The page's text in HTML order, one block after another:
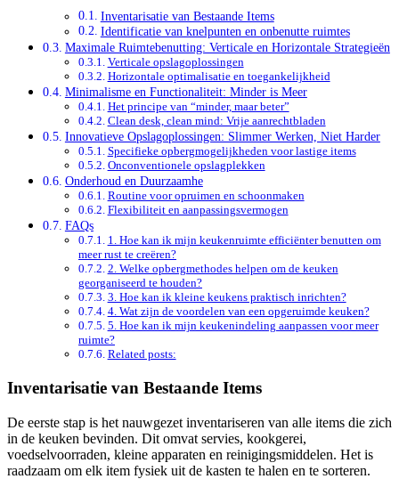
Inventarisatie van Bestaande Items
Identificatie van knelpunten en onbenutte ruimtes
Maximale Ruimtebenutting: Verticale en Horizontale Strategieën
Verticale opslagoplossingen
Horizontale optimalisatie en toegankelijkheid
Minimalisme en Functionaliteit: Minder is Meer
Het principe van “minder, maar beter”
Clean desk, clean mind: Vrije aanrechtbladen
Innovatieve Opslagoplossingen: Slimmer Werken, Niet Harder
Specifieke opbergmogelijkheden voor lastige items
Onconventionele opslagplekken
Onderhoud en Duurzaamhe
Routine voor opruimen en schoonmaken
Flexibiliteit en aanpassingsvermogen
FAQs
1. Hoe kan ik mijn keukenruimte efficiënter benutten om
meer rust te creëren?
2. Welke opbergmethodes helpen om de keuken
georganiseerd te houden?
3. Hoe kan ik kleine keukens praktisch inrichten?
4. Wat zijn de voordelen van een opgeruimde keuken?
5. Hoe kan ik mijn keukenindeling aanpassen voor meer
ruimte?
Related posts:
Inventarisatie van Bestaande Items
De eerste stap is het nauwgezet inventariseren van alle items die zich
in de keuken bevinden. Dit omvat servies, kookgerei,
voedselvoorraden, kleine apparaten en reinigingsmiddelen. Het is
raadzaam om elk item fysiek uit de kasten te halen en te sorteren.